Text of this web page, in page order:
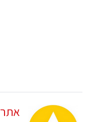
אתר Ticketsi